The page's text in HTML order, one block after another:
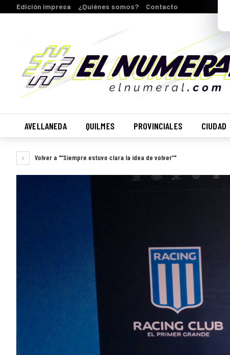
Edición impresa ¿Quiénes somos? Contacto
AVELLANEDA QUILMES PROVINCIALES CIUDAD
Volver a "“Siempre estuvo clara la idea de volver”"